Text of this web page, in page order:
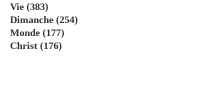
Vie (383)
Dimanche (254)
Monde (177)
Christ (176)